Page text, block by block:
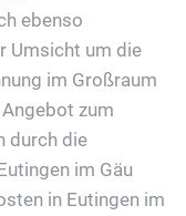
ebenso
Umsicht um die
im Großraum
zum
durch die
im Gäu
in Eutingen im